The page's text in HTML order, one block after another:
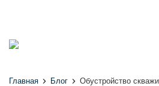
Главная Блог Обустройство